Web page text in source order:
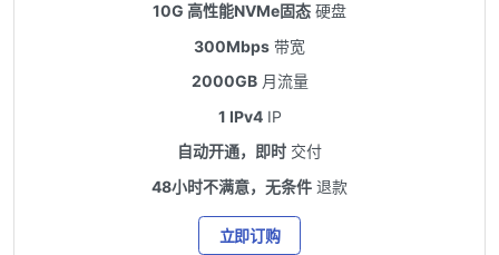
10G 高性能NVMe固态 硬盘
300Mbps 带宽
2000GB月流量
1 IPv4IP
自动开通，即时 交付
48小时不满意，无条件 退款
立即订购